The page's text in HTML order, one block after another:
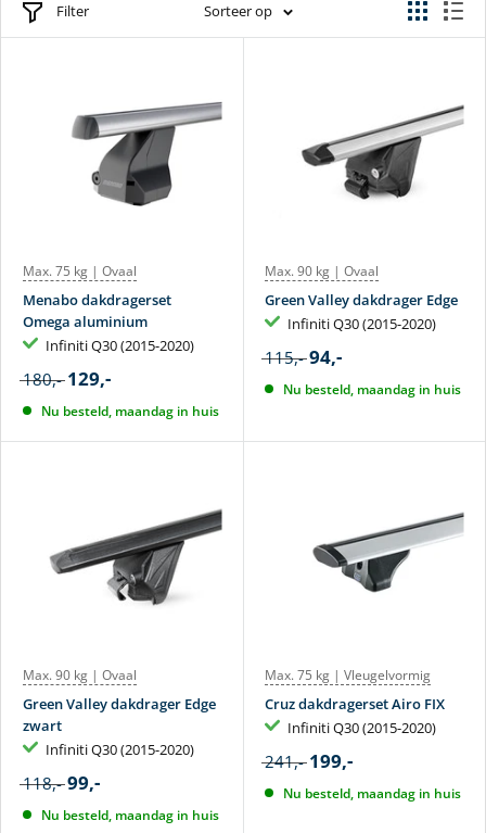
Filter Sorteer op
Max. 75 kg | Ovaal
Menabo dakdragerset
Omega aluminium
Infiniti Q30 (2015-2020)
180,- 129,-
Nu besteld, maandag in huis
Max. 90 kg | Ovaal
Green Valley dakdrager Edge
Infiniti Q30 (2015-2020)
115,- 94,-
Nu besteld, maandag in huis
Max. 90 kg | Ovaal
Green Valley dakdrager Edge
zwart
Infiniti Q30 (2015-2020)
118,- 99,-
Nu besteld, maandag in huis
Max. 75 kg | Vleugelvormig
Cruz dakdragerset Airo FIX
Infiniti Q30 (2015-2020)
241,- 199,-
Nu besteld, maandag in huis